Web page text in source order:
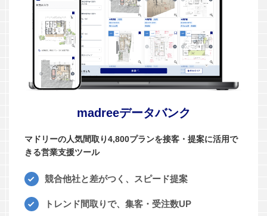
madreeデータバンク
マドリーの人気間取り4,800プランを接客・提案に活用で
きる営業支援ツール
競合他社と差がつく、スピード提案
トレンド間取りで、集客・受注数UP